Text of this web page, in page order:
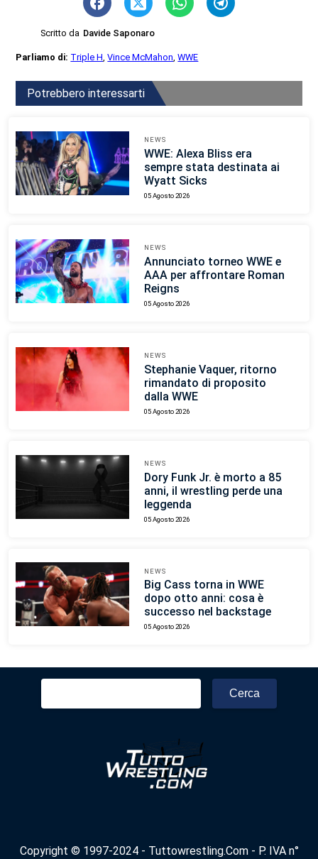
Scritto da Davide Saponaro
Parliamo di: Triple H ,Vince McMahon ,WWE
Potrebbero interessarti
NEWS
WWE: Alexa Bliss era
sempre stata destinata ai
Wyatt Sicks
05 Agosto 2026
NEWS
Annunciato torneo WWE e
AAA per affrontare Roman
Reigns
05 Agosto 2026
NEWS
Stephanie Vaquer, ritorno
rimandato di proposito
dalla WWE
05 Agosto 2026
NEWS
Dory Funk Jr. è morto a 85
anni, il wrestling perde una
leggenda
05 Agosto 2026
NEWS
Big Cass torna in WWE
dopo otto anni: cosa è
successo nel backstage
05 Agosto 2026
Copyright © 1997-2024 - Tuttowrestling.Com - P. IVA n°